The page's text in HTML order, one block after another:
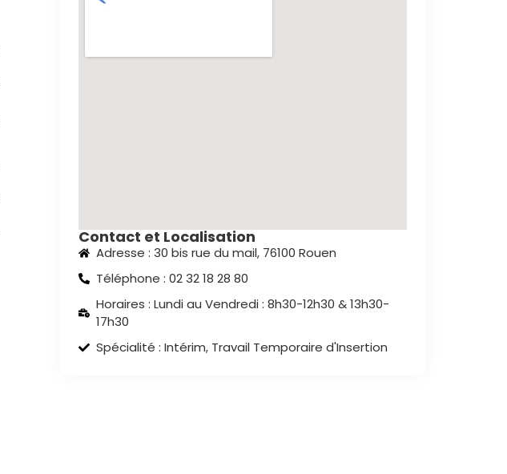
Contact et Localisation
Adresse : 30 bis rue du mail, 76100 Rouen
Téléphone : 02 32 18 28 80
Horaires : Lundi au Vendredi : 8h30-12h30 & 13h30-
17h30
Spécialité : Intérim, Travail Temporaire d'Insertion